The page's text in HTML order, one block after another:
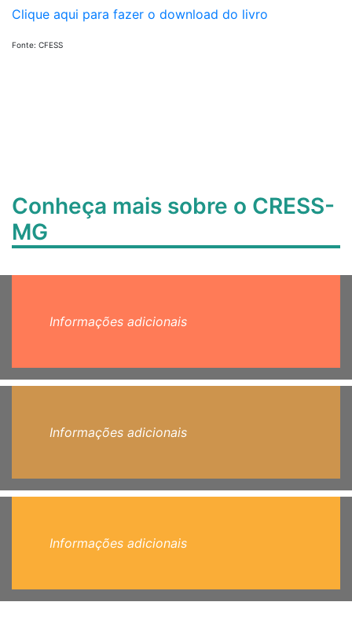
Clique aqui para fazer o download do livro
Fonte: CFESS
Conheça mais sobre o CRESS-
MG
Informações adicionais
Informações adicionais
Informações adicionais